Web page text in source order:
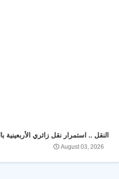
النقل .. استمرار نقل زائري
August 03, 2026